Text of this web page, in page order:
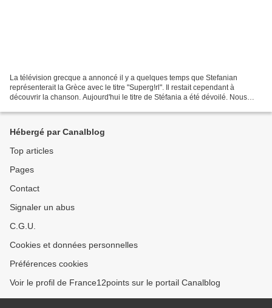
La télévision grecque a annoncé il y a quelques temps que Stefanian
représenterait la Grèce avec le titre "Superg!rl". Il restait cependant à
découvrir la chanson. Aujourd'hui le titre de Stéfania a été dévoilé. Nous
Hébergé par Canalblog
Top articles
Pages
Contact
Signaler un abus
C.G.U.
Cookies et données personnelles
Préférences cookies
Voir le profil de France12points sur le portail Canalblog